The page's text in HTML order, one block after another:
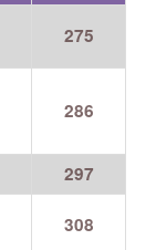
275
286
297
308